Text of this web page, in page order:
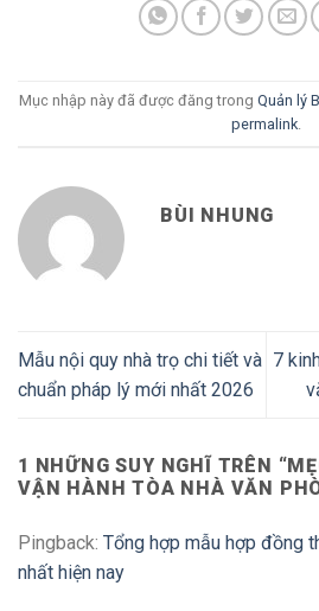
Mục nhập này đã được đăng trong Quản lý
permalink.
BÙI NHUNG
Mẫu nội quy nhà trọ chi tiết và
chuẩn pháp lý mới nhất 2026
7
1 NHỮNG SUY NGHĨ TRÊN “
VẬN HÀNH TÒA NHÀ VĂN
Pingback: Tổng hợp mẫu hợp đồng
nhất hiện nay